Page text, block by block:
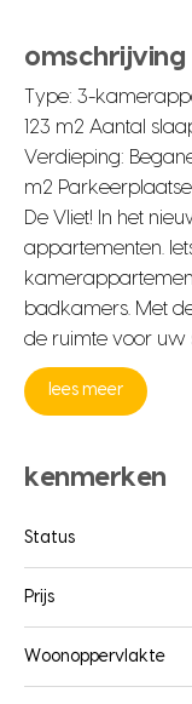
omschrijving
Type: 3-
123 m2 Aantal
Verdieping:
m2
De Vliet! In het
appartementen.
badkamers. Met
de ruimte voor uw
lees meer
kenmerken
Status
Prijs
Woonoppervlakte